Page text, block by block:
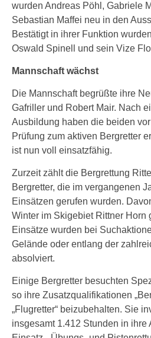
wurden Andreas Pöhl, Gabriele
Sebastian Maffei neu in den
Bestätigt in ihrer Funktion
Oswald Spinell und sein Vize
Mannschaft wächst
Die Mannschaft begrüßte ihre
Gafriller und Robert Mair. Nach
Ausbildung haben die beiden
Prüfung zum aktiven Bergretter
ist nun voll einsatzfähig.
Zurzeit zählt die Bergrettung
Bergretter, die im vergangenen
Einsätzen gerufen wurden.
Winter im Skigebiet Rittner Horn
Einsätze wurden bei
Gelände oder entlang der
absolviert.
Einige Bergretter besuchten
so ihre Zusatzqualifikationen
„Flugretter“ beizubehalten. Sie
insgesamt 1.412 Stunden in ihre